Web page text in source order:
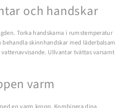
och handskar
Torka handskarna i rumstemperatur
skinnhandskar med läderbalsam
Ullvantar tvättas varsamt
varm